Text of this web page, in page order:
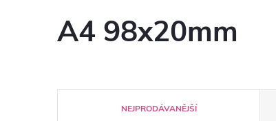
A4 98x20mm
NEJPRODÁVANĚJŠÍ